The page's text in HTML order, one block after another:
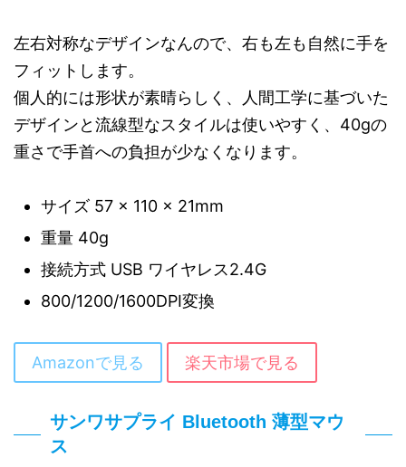
左右対称なデザインなんので、右も左も自然に手を
フィットします。
個人的には形状が素晴らしく、人間工学に基づいた
デザインと流線型なスタイルは使いやすく、40gの
重さで手首への負担が少なくなります。
サイズ 57 × 110 × 21mm
重量 40g
接続方式 ‎USB ワイヤレス2.4G
800/1200/1600DPI変換
Amazonで見る 楽天市場で見る
サンワサプライ Bluetooth 薄型マウ
ス